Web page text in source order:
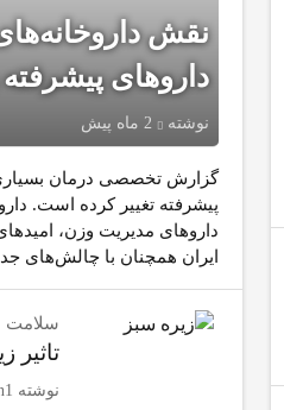
نقش
داروهای
نوشته 2 ماه پیش
گزارش تخصصی درمان بسیاری
پیشرفته تغییر کرده است.
داروهای مدیریت وزن،
ایران همچنان با چالش‌های
سلامت
تاثیر
نوشته